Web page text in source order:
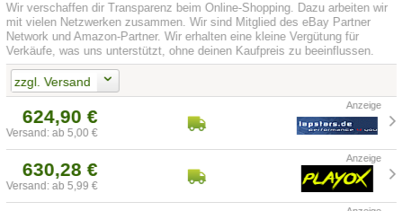
Wir verschaffen dir Transparenz beim Online-Shopping. Dazu arbeiten wir
mit vielen Netzwerken zusammen. Wir sind Mitglied des eBay Partner
Network und Amazon-Partner. Wir erhalten eine kleine Vergütung für
Verkäufe, was uns unterstützt, ohne deinen Kaufpreis zu beeinflussen.
zzgl. Versand
624,90 €
Versand: ab 5,00 €
630,28 €
Versand: ab 5,99 €